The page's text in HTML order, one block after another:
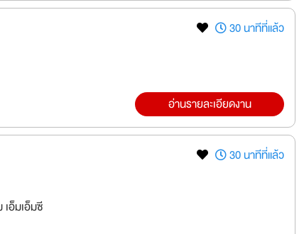
30 นาทีที่แล้ว
อ่านรายละเอียดงาน
อ็มเอ็มซี
30 นาทีที่แล้ว